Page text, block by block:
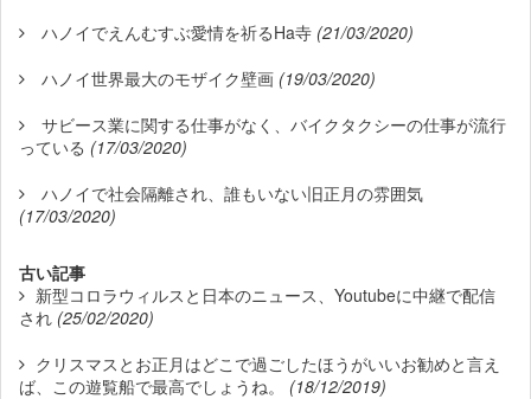
ハノイでえんむすぶ愛情を祈るHa寺 (21/03/2020)
ハノイ世界最大のモザイク壁画 (19/03/2020)
サビース業に関する仕事がなく、バイクタクシーの仕事が流行
っている (17/03/2020)
ハノイで社会隔離され、誰もいない旧正月の雰囲気
(17/03/2020)
古い記事
新型コロラウィルスと日本のニュース、Youtubeに中継で配信
され (25/02/2020)
クリスマスとお正月はどこで過ごしたほうがいいお勧めと言え
ば、この遊覧船で最高でしょうね。
(18/12/2019)